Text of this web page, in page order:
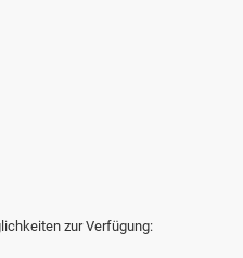
zur Verfügung: